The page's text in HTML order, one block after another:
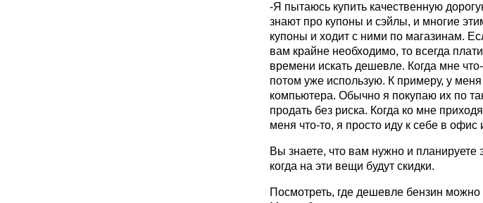
-Я пытаюсь купить качественную
знают про купоны и сэйлы, и многие
купоны и ходит с ними по магазинам.
вам крайне необходимо, то всегда
времени искать дешевле. Когда мне
потом уже использую. К примеру, у
компьютера. Обычно я покупаю их по
продать без риска. Когда ко мне
меня что-то, я просто иду к себе в офис
Вы знаете, что вам нужно и планируете
когда на эти вещи будут скидки.
Посмотреть, где дешевле бензин